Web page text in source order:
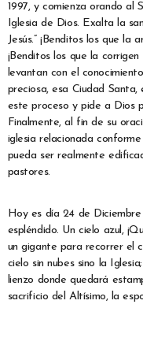
1997, y comienza orando al
Iglesia de Dios. Exalta la
Jesús.” ¡Benditos los que la
¡Benditos los que la
levantan con el
preciosa, esa Ciudad
este proceso y pide a Dios
Finalmente, al fin de su
iglesia relacionada
pueda ser realmente
pastores.
Hoy es día 24 de
espléndido. Un cielo azul,
un gigante para recorrer el
cielo sin nubes sino la
lienzo donde quedará
sacrificio del Altísimo, la